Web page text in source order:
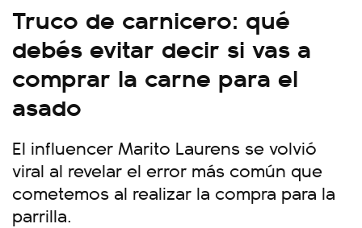
Truco de carnicero: qué
debés evitar decir si vas a
comprar la carne para el
asado
El influencer Marito Laurens se volvió
viral al revelar el error más común que
cometemos al realizar la compra para la
parrilla.